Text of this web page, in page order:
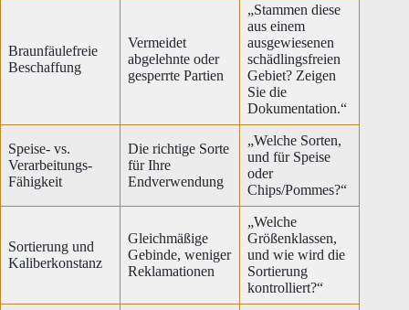
Braunfäulefreie
Beschaffung
Vermeidet
abgelehnte oder
gesperrte Partien
„Stammen diese
aus einem
ausgewiesenen
schädlingsfreien
Gebiet? Zeigen
Sie die
Dokumentation.“
Speise- vs.
Verarbeitungs-
Fähigkeit
Die richtige Sorte
für Ihre
Endverwendung
„Welche Sorten,
und für Speise
oder
Chips/Pommes?“
Sortierung und
Kaliberkonstanz
Gleichmäßige
Gebinde, weniger
Reklamationen
„Welche
Größenklassen,
und wie wird die
Sortierung
kontrolliert?“